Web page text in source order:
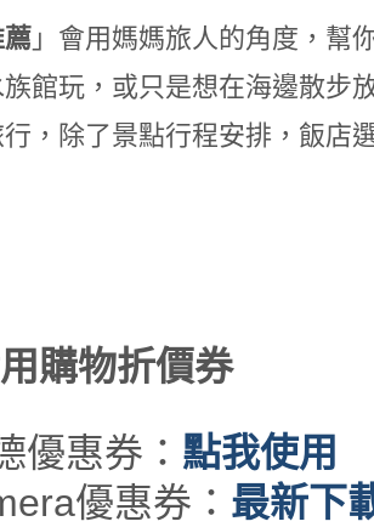
」會用媽媽旅人的角度，幫
館玩，或只是想在海邊散步
，除了景點行程安排，飯店
購物折價券
優惠券： 點我使用
優惠券： 最新下